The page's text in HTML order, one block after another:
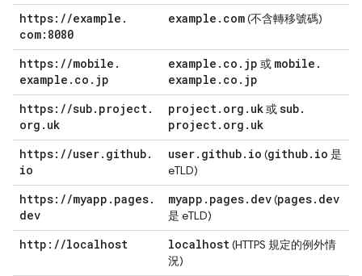
https: //example .
com:8080
example . com(不含轉移號碼)
https: //mobile .
example . co . jp
example . co . jp 或 mobile .
example . co . jp
https: //sub. project.
org . uk
project. org . uk或sub.
project. org . uk
https: //user. github.
io
user. github. io (github. io 是
eTLD)
https: //myapp . pages.
dev
myapp . pages. dev(pages. dev
是 eTLD)
http: //localhost localhost(HTTPS 規定的例外情
況)